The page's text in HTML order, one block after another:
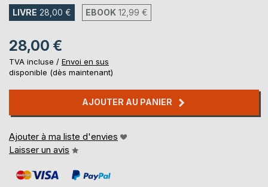
LIVRE 28,00 € EBOOK 12,99 €
28,00 €
TVA incluse / Envoi en sus
disponible (dès maintenant)
AJOUTER AU PANIER
Ajouter à ma liste d'envies
Laisser un avis